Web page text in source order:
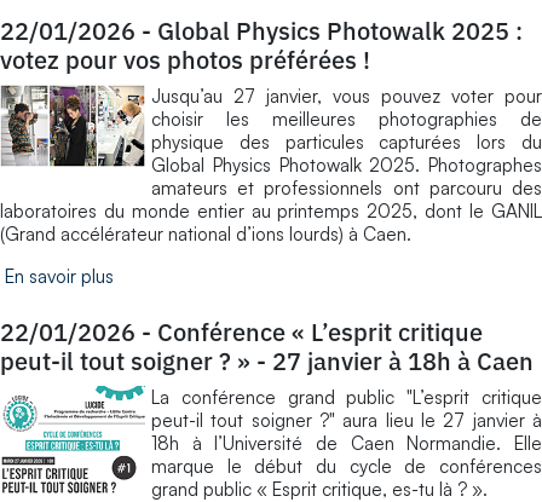
22/01/2026 - Global Physics Photowalk 2025 :
votez pour vos photos préférées !
Jusqu’au 27 janvier, vous pouvez voter pour
choisir les meilleures photographies de
physique des particules capturées lors du
Global Physics Photowalk 2025. Photographes
amateurs et professionnels ont parcouru des
laboratoires du monde entier au printemps 2025, dont le GANIL
(Grand accélérateur national d’ions lourds) à Caen.
En savoir plus
22/01/2026 - Conférence « L’esprit critique
peut-il tout soigner ? » - 27 janvier à 18h à Caen
La conférence grand public "L’esprit critique
peut-il tout soigner ?" aura lieu le 27 janvier à
18h à l’Université de Caen Normandie. Elle
marque le début du cycle de conférences
grand public « Esprit critique, es-tu là ? ».